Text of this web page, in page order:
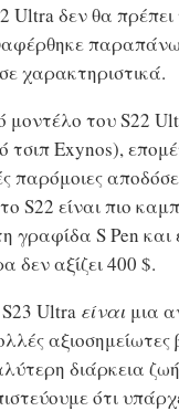
Ultra δεν θα
χαρακτηριστικά.
μοντέλο του S22
τσιπ Exynos),
παρόμοιες
S22 είναι πιο
γραφίδα S Pen
δεν αξίζει 400 $.
Ultra είναι μια
διάρκεια
ότι